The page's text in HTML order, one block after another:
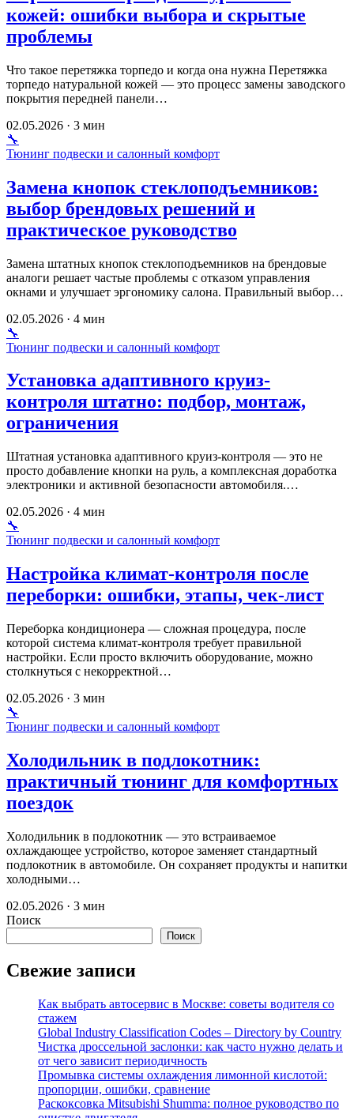
кожей: ошибки выбора и скрытые
проблемы
Что такое перетяжка торпедо и когда она нужна Перетяжка
торпедо натуральной кожей — это процесс замены заводского
покрытия передней панели…
02.05.2026 · 3 мин
🔧
Тюнинг подвески и салонный комфорт
Замена кнопок стеклоподъемников:
выбор брендовых решений и
практическое руководство
Замена штатных кнопок стеклоподъемников на брендовые
аналоги решает частые проблемы с отказом управления
окнами и улучшает эргономику салона. Правильный выбор…
02.05.2026 · 4 мин
🔧
Тюнинг подвески и салонный комфорт
Установка адаптивного круиз-
контроля штатно: подбор, монтаж,
ограничения
Штатная установка адаптивного круиз-контроля — это не
просто добавление кнопки на руль, а комплексная доработка
электроники и активной безопасности автомобиля.…
02.05.2026 · 4 мин
🔧
Тюнинг подвески и салонный комфорт
Настройка климат-контроля после
переборки: ошибки, этапы, чек-лист
Переборка кондиционера — сложная процедура, после
которой система климат-контроля требует правильной
настройки. Если просто включить оборудование, можно
столкнуться с некорректной…
02.05.2026 · 3 мин
🔧
Тюнинг подвески и салонный комфорт
Холодильник в подлокотник:
практичный тюнинг для комфортных
поездок
Холодильник в подлокотник — это встраиваемое
охлаждающее устройство, которое заменяет стандартный
подлокотник в автомобиле. Он сохраняет продукты и напитки
холодными…
02.05.2026 · 3 мин
Поиск
Поиск
Свежие записи
Как выбрать автосервис в Москве: советы водителя со
стажем
Global Industry Classification Codes – Directory by Country
Чистка дроссельной заслонки: как часто нужно делать и
от чего зависит периодичность
Промывка системы охлаждения лимонной кислотой:
пропорции, ошибки, сравнение
Раскоксовка Mitsubishi Shumma: полное руководство по